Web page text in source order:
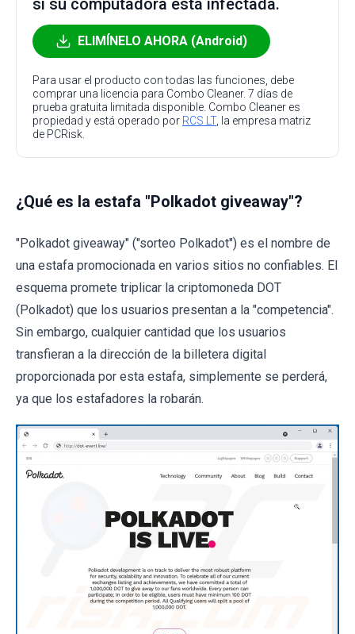
si su computadora está infectada.
ELIMÍNELO AHORA (Android)
Para usar el producto con todas las funciones, debe
comprar una licencia para Combo Cleaner. 7 días de
prueba gratuita limitada disponible. Combo Cleaner es
propiedad y está operado por RCS LT, la empresa matriz
de PCRisk.
¿Qué es la estafa "Polkadot giveaway"?
"Polkadot giveaway" ("sorteo Polkadot") es el nombre de
una estafa promocionada en varios sitios no confiables. El
esquema promete triplicar la criptomoneda DOT
(Polkadot) que los usuarios presentan a la "competencia".
Sin embargo, cualquier cantidad que los usuarios
transfieran a la dirección de la billetera digital
proporcionada por esta estafa, simplemente se perderá,
ya que los estafadores la robarán.